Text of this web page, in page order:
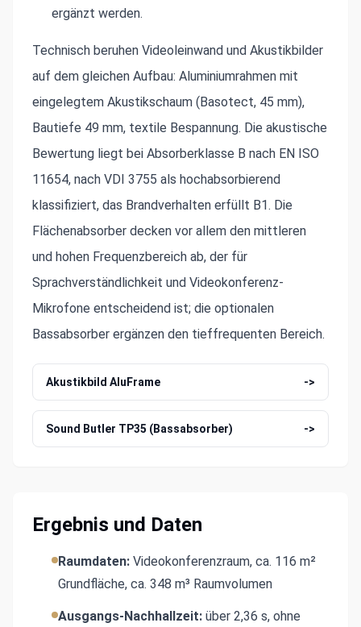
ergänzt werden.
Technisch beruhen Videoleinwand und Akustikbilder
auf dem gleichen Aufbau: Aluminiumrahmen mit
eingelegtem Akustikschaum (Basotect, 45 mm),
Bautiefe 49 mm, textile Bespannung. Die akustische
Bewertung liegt bei Absorberklasse B nach EN ISO
11654, nach VDI 3755 als hochabsorbierend
klassifiziert, das Brandverhalten erfüllt B1. Die
Flächenabsorber decken vor allem den mittleren
und hohen Frequenzbereich ab, der für
Sprachverständlichkeit und Videokonferenz-
Mikrofone entscheidend ist; die optionalen
Bassabsorber ergänzen den tieffrequenten Bereich.
Akustikbild AluFrame ->
Sound Butler TP35 (Bassabsorber) ->
Ergebnis und Daten
Raumdaten: Videokonferenzraum, ca. 116 m²
Grundfläche, ca. 348 m³ Raumvolumen
Ausgangs-Nachhallzeit: über 2,36 s, ohne